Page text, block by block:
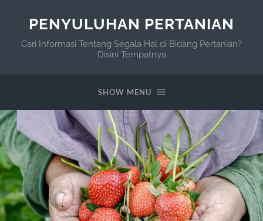
PENYULUHAN PERTANIAN
Cari Informasi Tentang Segala Hal di Bidang Pertanian?
Disini Tempatnya
SHOW MENU